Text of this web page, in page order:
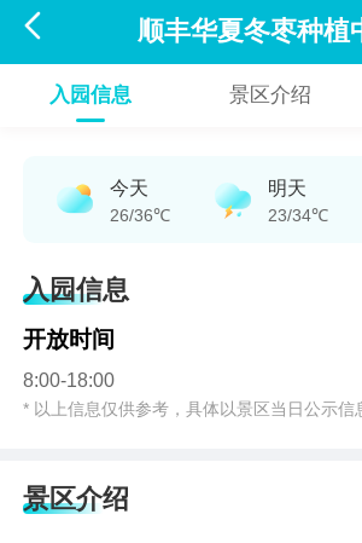
 顺丰华夏冬枣种植
入园信息 景区介绍
今天
26/36℃
明天
23/34℃
入园信息
开放时间
8:00-18:00
* 以上信息仅供参考，具体以景区当日公示信
景区介绍